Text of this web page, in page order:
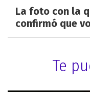
La foto con la
confirmó que
Te